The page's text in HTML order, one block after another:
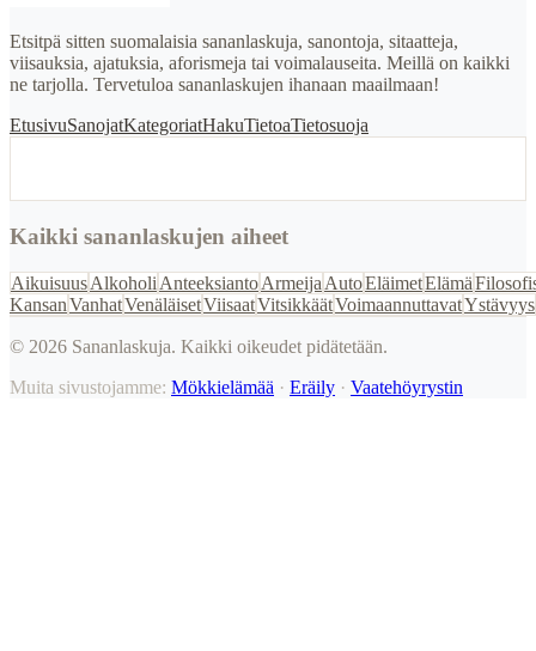
Etsitpä sitten suomalaisia sananlaskuja, sanontoja, sitaatteja,
viisauksia, ajatuksia, aforismeja tai voimalauseita. Meillä on kaikki
ne tarjolla. Tervetuloa sananlaskujen ihanaan maailmaan!
EtusivuSanojatKategoriatHakuTietoaTietosuoja
Kaikki sananlaskujen aiheet
AikuisuusAlkoholi AnteeksiantoArmeija AutoEläimetElämä
KansanVanhatVenäläisetViisaatVitsikkäätVoimaannuttavatYstävyys
© 2026 Sananlaskuja. Kaikki oikeudet pidätetään.
Muita sivustojamme: Mökkielämää · Eräily · Vaatehöyrystin